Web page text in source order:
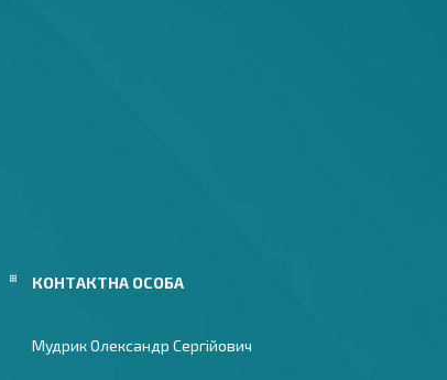
Мудрик Олександр Сергійович